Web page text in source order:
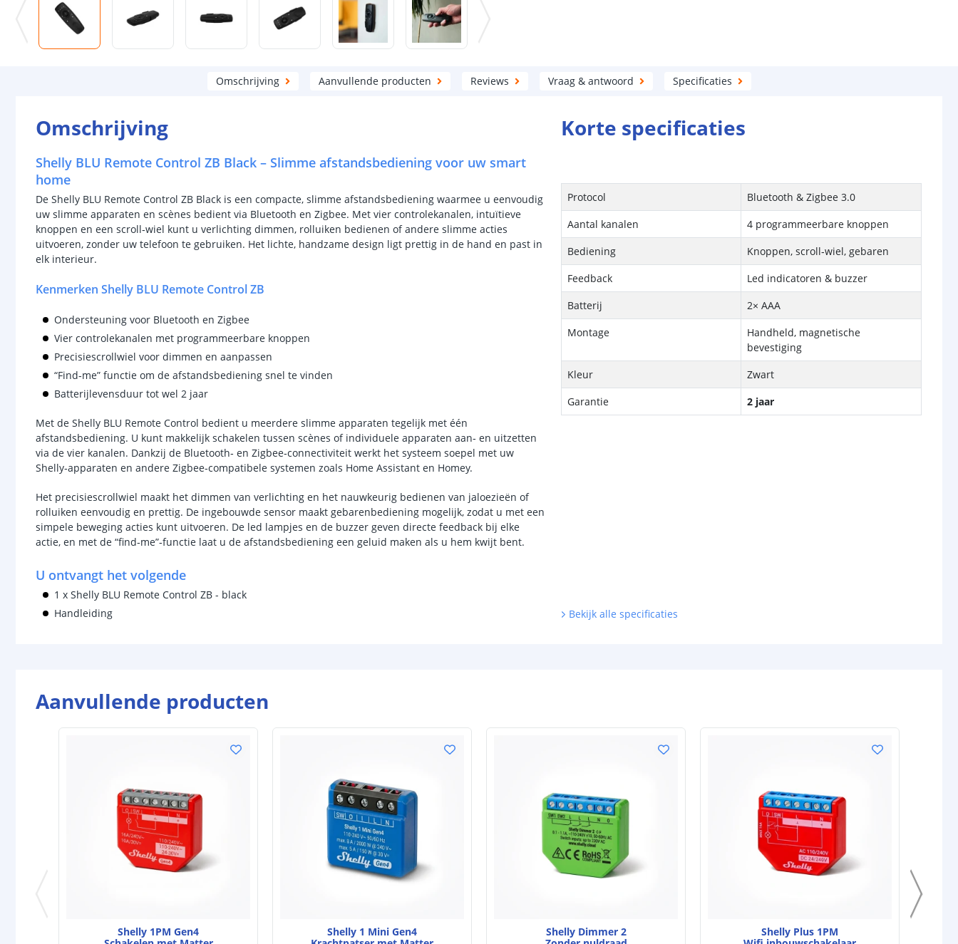
Omschrijving Aanvullende producten Reviews Vraag & antwoord Specificaties
Omschrijving
Shelly BLU Remote Control ZB Black – Slimme afstandsbediening voor uw smart
home
De Shelly BLU Remote Control ZB Black is een compacte, slimme afstandsbediening waarmee u eenvoudig
uw slimme apparaten en scènes bedient via Bluetooth en Zigbee. Met vier controlekanalen, intuïtieve
knoppen en een scroll‑wiel kunt u verlichting dimmen, rolluiken bedienen of andere slimme acties
uitvoeren, zonder uw telefoon te gebruiken. Het lichte, handzame design ligt prettig in de hand en past in
elk interieur.
Kenmerken Shelly BLU Remote Control ZB
Ondersteuning voor Bluetooth en Zigbee
Vier controlekanalen met programmeerbare knoppen
Precisiescrollwiel voor dimmen en aanpassen
“Find‑me” functie om de afstandsbediening snel te vinden
Batterijlevensduur tot wel 2 jaar
Met de Shelly BLU Remote Control bedient u meerdere slimme apparaten tegelijk met één
afstandsbediening. U kunt makkelijk schakelen tussen scènes of individuele apparaten aan‑ en uitzetten
via de vier kanalen. Dankzij de Bluetooth‑ en Zigbee‑connectiviteit werkt het systeem soepel met uw
Shelly‑apparaten en andere Zigbee‑compatibele systemen zoals Home Assistant en Homey.
Het precisiescrollwiel maakt het dimmen van verlichting en het nauwkeurig bedienen van jaloezieën of
rolluiken eenvoudig en prettig. De ingebouwde sensor maakt gebarenbediening mogelijk, zodat u met een
simpele beweging acties kunt uitvoeren. De led lampjes en de buzzer geven directe feedback bij elke
actie, en met de “find‑me”‑functie laat u de afstandsbediening een geluid maken als u hem kwijt bent.
U ontvangt het volgende
1 x Shelly BLU Remote Control ZB - black
Handleiding
Korte specificaties
Protocol
Bluetooth & Zigbee 3.0
Aantal kanalen
4 programmeerbare knoppen
Bediening
Knoppen, scroll‑wiel, gebaren
Feedback
Led indicatoren & buzzer
Batterij
2× AAA
Montage
Handheld, magnetische
bevestiging
Kleur
Zwart
Garantie
2 jaar
Bekijk alle specificaties
Aanvullende producten
Shelly 1PM Gen4
Shelly 1 Mini Gen4
Shelly Dimmer 2
Shelly Plus 1PM